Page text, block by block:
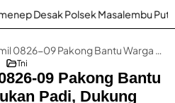
Polsek Masalembu Putus
Babinsa Koramil 0826-09 Pakong Bantu Warga Pemupukan Padi, Dukung Ketahanan Pangan Nasional
Tni
09 Pakong Bantu
Padi, Dukung